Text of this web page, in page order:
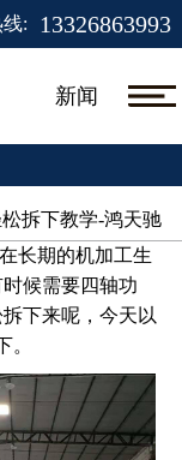
: 13326863993
新闻
拆下教学-鸿天驰​
长期的机加工生
候需要四轴功
下来呢，今天以
。